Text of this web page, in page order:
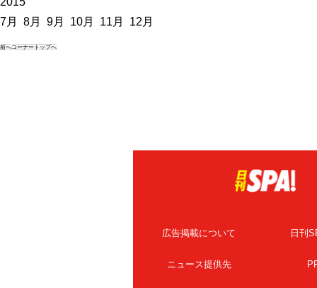
7月
8月 9月 10月 11月 12月
前へコーナートップへ
広告掲載について 日刊
ニュース提供先